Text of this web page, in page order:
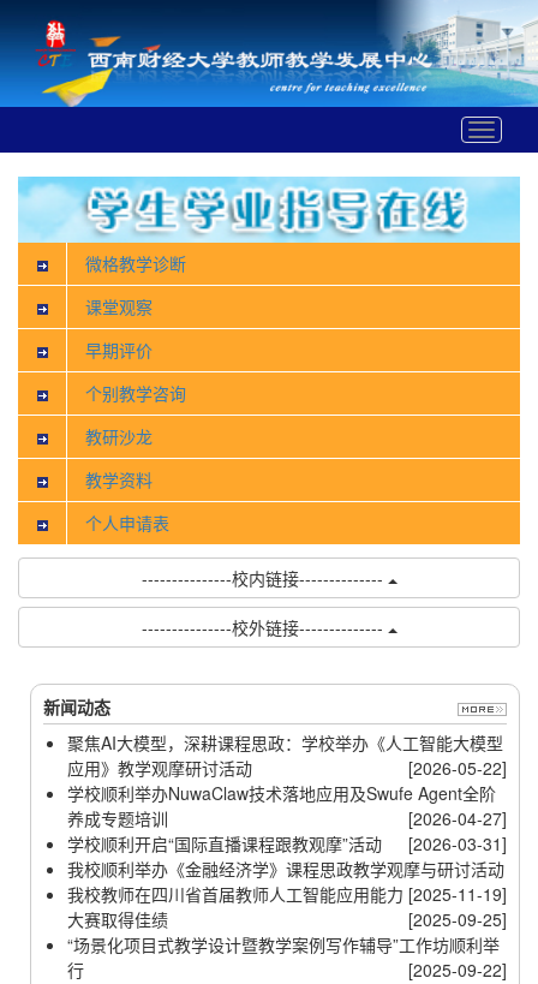
Toggle
微格教学诊断
课堂观察
早期评价
个别教学咨询
教研沙龙
教学资料
个人申请表
---------------校内链接--------------
---------------校外链接--------------
新闻动态
聚焦AI大模型，深耕课程思政：学校举办《人工智能大模型
应用》教学观摩研讨活动
[2026-05-22]
学校顺利举办NuwaClaw技术落地应用及Swufe Agent全阶
养成专题培训
[2026-04-27]
学校顺利开启“国际直播课程跟教观摩”活动
[2026-03-31]
我校顺利举办《金融经济学》课程思政教学观摩与研讨活动
[2025-11-19]
我校教师在四川省首届教师人工智能应用能力
大赛取得佳绩
[2025-09-25]
“场景化项目式教学设计暨教学案例写作辅导”工作坊顺利举
行
[2025-09-22]